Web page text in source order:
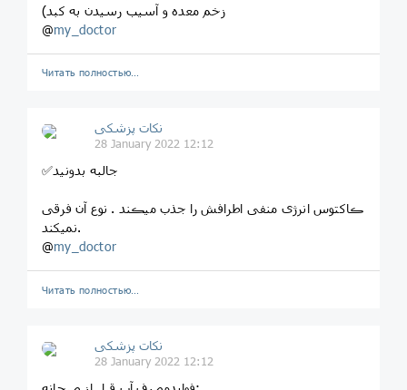
زخم معده و آسیب رسیدن به کبد)
@my_doctor
Читать полностью…
نکات پزشکی
28 January 2022 12:12
✅جالبه بدونید
ڪاکتوس انرژی منفی اطرافش را جذب میڪند . نوع آن فرقی
نمیکند.
@my_doctor
Читать полностью…
نکات پزشکی
28 January 2022 12:12